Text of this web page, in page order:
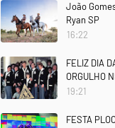
João
Ryan SP
16:22
FELIZ DIA
ORGULHO
19:21
FESTA PLOC